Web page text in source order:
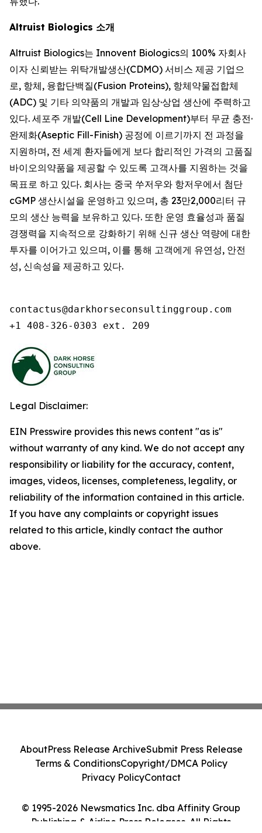
Altruist Biologics 소개
Altruist Biologics는 Innovent Biologics의 100% 자회사
이자 신뢰받는 위탁개발생산(CDMO) 서비스 제공 기업으
로, 항체, 융합단백질(Fusion Proteins), 항체약물접합체
(ADC) 및 기타 의약품의 개발과 임상·상업 생산에 주력하고
있다. 세포주 개발(Cell Line Development)부터 무균 충전·
완제화(Aseptic Fill-Finish) 공정에 이르기까지 전 과정을
지원하며, 전 세계 환자들에게 보다 합리적인 가격의 고품질
바이오의약품을 제공할 수 있도록 고객사를 지원하는 것을
목표로 하고 있다. 회사는 중국 쑤저우와 항저우에서 첨단
cGMP 생산시설을 운영하고 있으며, 총 23만2,000리터 규
모의 생산 능력을 보유하고 있다. 또한 운영 효율성과 품질
경쟁력을 지속적으로 강화하기 위해 신규 생산 역량에 대한
투자를 이어가고 있으며, 이를 통해 고객에게 유연성, 안전
성, 신속성을 제공하고 있다.
contactus@darkhorseconsultinggroup.com
+1 408-326-0303 ext. 209
Legal Disclaimer:
EIN Presswire provides this news content "as is"
without warranty of any kind. We do not accept any
responsibility or liability for the accuracy, content,
images, videos, licenses, completeness, legality, or
reliability of the information contained in this article.
If you have any complaints or copyright issues
related to this article, kindly contact the author
above.
© 1995-2026 Newsmatics Inc. dba Affinity Group
Publishing & Airline Press Releases. All Rights
AboutPress Release ArchiveSubmit Press Release
Terms & ConditionsCopyright/DMCA Policy
Privacy PolicyContact